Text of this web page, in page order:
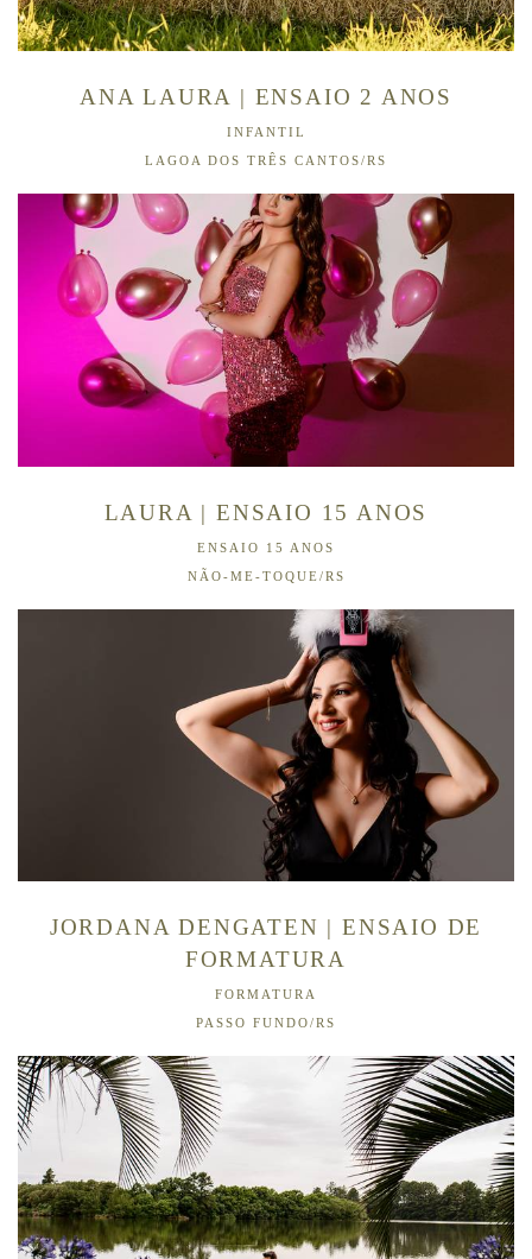
ANA LAURA | ENSAIO 2 ANOS
INFANTIL
LAGOA DOS TRÊS CANTOS/RS
LAURA | ENSAIO 15 ANOS
ENSAIO 15 ANOS
NÃO-ME-TOQUE/RS
JORDANA DENGATEN | ENSAIO DE
FORMATURA
FORMATURA
PASSO FUNDO/RS